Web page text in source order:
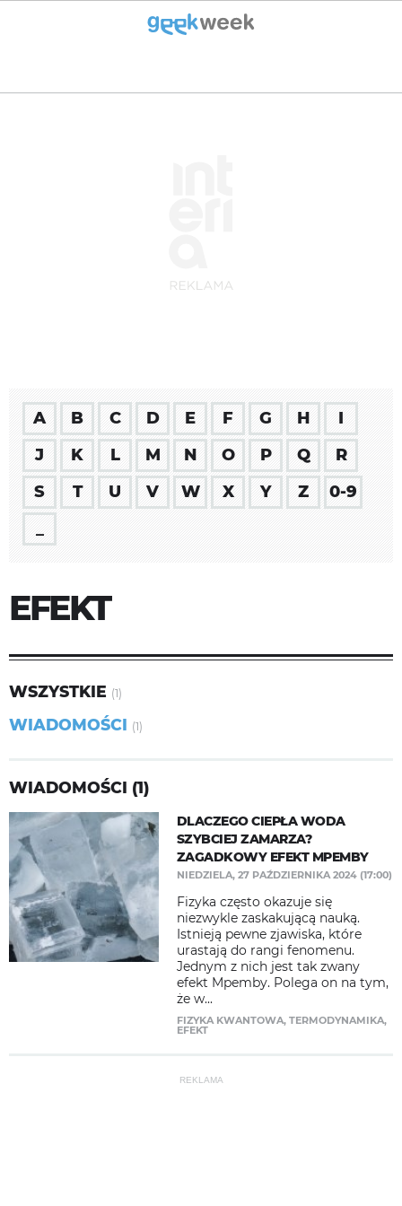
A B C D E F G H
I
J
K L M N O P Q
R
S
T U V W X Y Z
0-9
EFEKT
WSZYSTKIE (1)
WIADOMOŚCI (1)
WIADOMOŚCI (1)
DLACZEGO CIEPŁA WODA
SZYBCIEJ ZAMARZA?
ZAGADKOWY EFEKT MPEMBY
NIEDZIELA, 27 PAŹDZIERNIKA 2024 (17:00)
Fizyka często okazuje się
niezwykle zaskakującą nauką.
Istnieją pewne zjawiska, które
urastają do rangi fenomenu.
Jednym z nich jest tak zwany
efekt Mpemby. Polega on na tym,
że w...
FIZYKA KWANTOWA, TERMODYNAMIKA,
EFEKT
REKLAMA